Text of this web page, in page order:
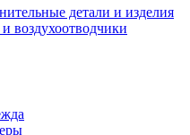
детали и изделия
воздухоотводчики